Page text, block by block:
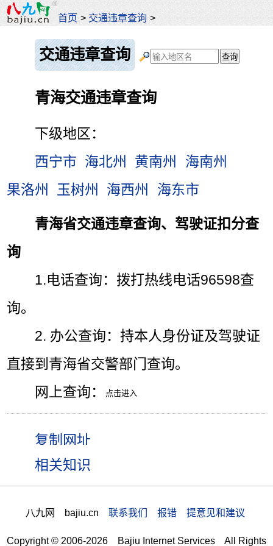
首页 > 交通违章查询 >
交通违章查询
青海交通违章查询
下级地区：
西宁市 海北州 黄南州
海南州
果洛州
玉树州 海西州 海东市
青海省交通违章查询、驾驶证扣分查
询
1.电话查询：拨打热线电话96598查
询。
2. 办公查询：持本人身份证及驾驶证
直接到青海省交警部门查询。
网上查询：
相关知识
八九网 bajiu.cn 联系我们 报错 提意见和建议
Copyright © 2006-2026 Bajiu Internet Services All Rights